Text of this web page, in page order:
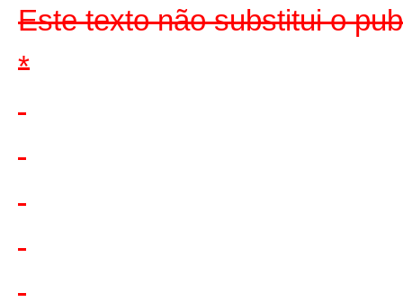
Este texto não substitui o
*